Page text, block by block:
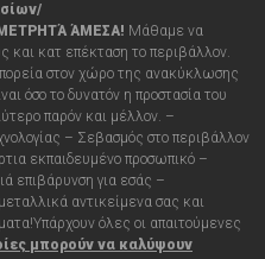
ΜΕΤΡΗΤΆ ΆΜΕΣΑ! Μάθαμε να
κατ επέκταση το περιβάλλον.
στον χώρο της ανακύκλωσης
όσο το δυνατόν η προστασία του
παρόν και μέλλον. –
– Σεβασμός στο περιβάλλον
εκπαιδευμένο προσωπικό –
επιβάρυνση για εσάς –
αντικείμενα σας και
Υπάρχουν όλες οι απαιτούμενες
μπορούν να καλύψουν